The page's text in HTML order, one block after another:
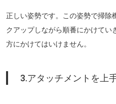
正しい姿勢です。この姿勢で掃除
クアップしながら順番にかけてい
方にかけてはいけません。
3.アタッチメントを上